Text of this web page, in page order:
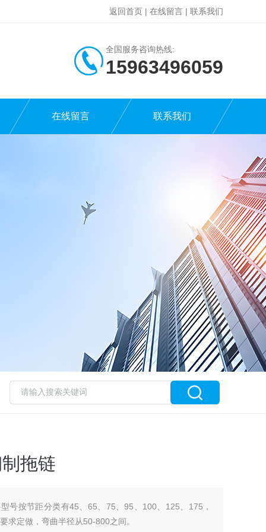
返回首页 | 在线留言 | 联系我们
全国服务咨询热线:
15963496059
在线留言 联系我们
拖链
号按节距分类有45、65、75、95、100、125、175，
求定做，弯曲半径从50-800之间。